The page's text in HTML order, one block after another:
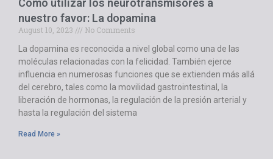
Cómo utilizar los neurotransmisores a
nuestro favor: La dopamina
August 10, 2023
No Comments
La dopamina es reconocida a nivel global como una de las
moléculas relacionadas con la felicidad. También ejerce
influencia en numerosas funciones que se extienden más allá
del cerebro, tales como la movilidad gastrointestinal, la
liberación de hormonas, la regulación de la presión arterial y
hasta la regulación del sistema
Read More »